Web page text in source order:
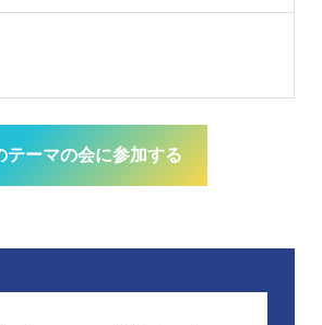
テーマの会に参加する